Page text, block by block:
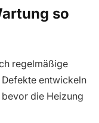
so
regelmäßige
entwickeln
die Heizung